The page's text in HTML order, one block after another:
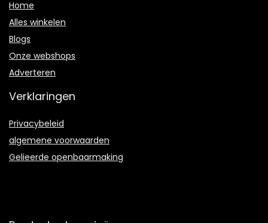
Home
Alles winkelen
Blogs
Onze webshops
Adverteren
Verklaringen
Privacybeleid
algemene voorwaarden
Gelieerde openbaarmaking